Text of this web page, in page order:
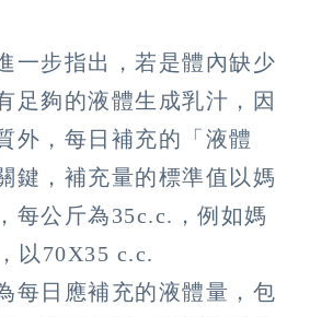
一步指出，若是體內缺少
足夠的液體生成乳汁，因
外，每日補充的「液體
鍵，補充量的標準值以媽
每公斤為35c.c.，例如媽
以70X35 c.c.
每日應補充的液體量，包